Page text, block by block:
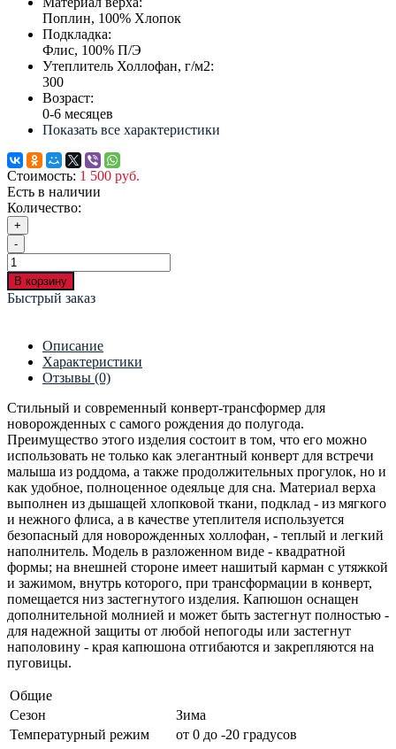
Поплин, 100% Хлопок
Подкладка:
Флис, 100% П/Э
Утеплитель Холлофан, г/м2:
300
Возраст:
0-6 месяцев
Показать все характеристики
Стоимость: 1 500 руб.
Есть в наличии
Количество:
+
-
В корзину
Быстрый заказ
Описание
Характеристики
Отзывы (0)
Стильный и современный конверт-трансформер для
новорожденных с самого рождения до полугода.
Преимущество этого изделия состоит в том, что его можно
использовать не только как элегантный конверт для встречи
малыша из роддома, а также продолжительных прогулок, но и
как удобное, полноценное одеяльце для сна. Материал верха
выполнен из дышащей хлопковой ткани, подклад - из мягкого
и нежного флиса, а в качестве утеплителя используется
безопасный для новорожденных холлофан, - теплый и легкий
наполнитель. Модель в разложенном виде - квадратной
формы; на внешней стороне имеет нашитый карман с утяжкой
и зажимом, внутрь которого, при трансформации в конверт,
помещается низ застегнутого изделия. Капюшон оснащен
дополнительной молнией и может быть застегнут полностью -
для надежной защиты от любой непогоды или застегнут
наполовину - края капюшона отгибаются и закрепляются на
пуговицы.
Общие
Сезон
Зима
Температурный режим
от 0 до -20 градусов